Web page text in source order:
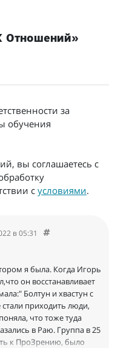
Отношений»
за
обучения
вы соглашаетесь с
с условиями.
в 05:31
я была. Когда Игорь
он восстанавливает
Болтун и хвастун с
приходить люди,
что тоже туда
в Раю. Группа в 25
к ПроЗрению, было